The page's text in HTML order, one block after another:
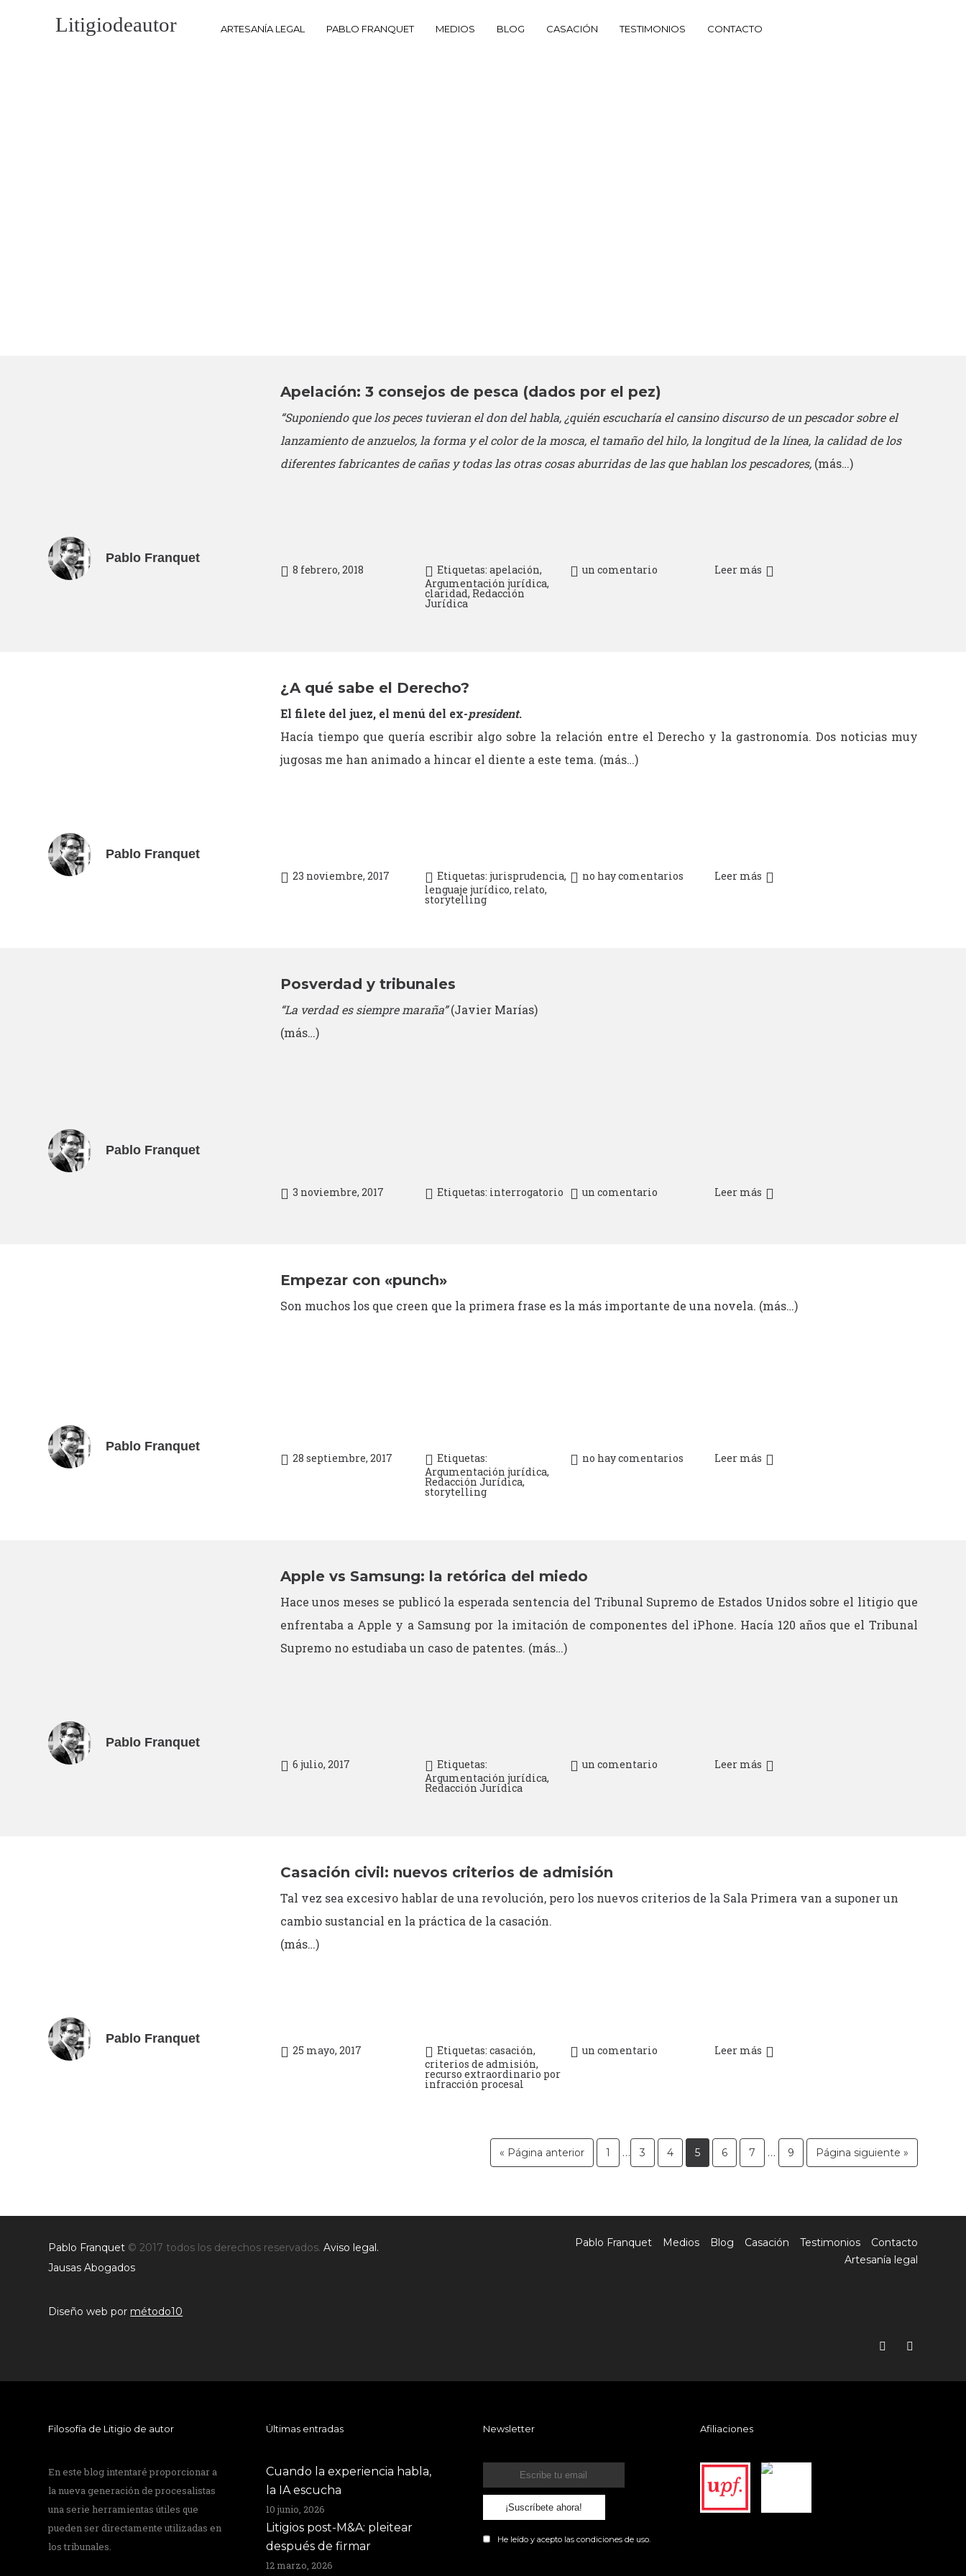
Litigiodeautor ARTESANÍA LEGAL PABLO FRANQUET MEDIOS BLOG CASACIÓN TESTIMONIOS CONTACTO
Pablo Franquet
Apelación: 3 consejos de pesca (dados por el pez)
“Suponiendo que los peces tuvieran el don del habla, ¿quién escucharía el cansino discurso de un pescador sobre el
lanzamiento de anzuelos, la forma y el color de la mosca, el tamaño del hilo, la longitud de la línea, la calidad de los
diferentes fabricantes de cañas y todas las otras cosas aburridas de las que hablan los pescadores, (más…)
8 febrero, 2018 Etiquetas:apelación,
Argumentación jurídica,
claridad, Redacción
Jurídica
un comentario Leer más
Pablo Franquet
¿A qué sabe el Derecho?
El filete del juez, el menú del ex-president.
Hacía tiempo que quería escribir algo sobre la relación entre el Derecho y la gastronomía. Dos noticias muy
jugosas me han animado a hincar el diente a este tema. (más…)
23 noviembre, 2017 Etiquetas:jurisprudencia,
lenguaje jurídico, relato,
storytelling
no hay comentarios Leer más
Pablo Franquet
Posverdad y tribunales
“La verdad es siempre maraña”(Javier Marías)
(más…)
3 noviembre, 2017 Etiquetas: interrogatorio un comentario Leer más
Pablo Franquet
Empezar con «punch»
Son muchos los que creen que la primera frase es la más importante de una novela. (más…)
28 septiembre, 2017
Etiquetas:
Argumentación jurídica,
Redacción Jurídica,
storytelling
no hay comentarios Leer más
Pablo Franquet
Apple vs Samsung: la retórica del miedo
Hace unos meses se publicó la esperada sentencia del Tribunal Supremo de Estados Unidos sobre el litigio que
enfrentaba a Apple y a Samsung por la imitación de componentes del iPhone. Hacía 120 años que el Tribunal
Supremo no estudiaba un caso de patentes. (más…)
6 julio, 2017
Etiquetas:
Argumentación jurídica,
Redacción Jurídica
un comentario Leer más
Pablo Franquet
Casación civil: nuevos criterios de admisión
Tal vez sea excesivo hablar de una revolución, pero los nuevos criterios de la Sala Primera van a suponer un
cambio sustancial en la práctica de la casación.
(más…)
25 mayo, 2017 Etiquetas:casación,
criterios de admisión,
recurso extraordinario por
infracción procesal
un comentario Leer más
« Página anterior 1 … 3 4 5 6 7 … 9 Página siguiente »
Pablo Franquet © 2017 todos los derechos reservados.Aviso legal.
Jausas Abogados
Diseño web por método10
Contacto
Testimonios
Casación
Blog
Medios
Pablo Franquet
Artesanía legal
Filosofía de Litigio de autor
En este blog intentaré proporcionar a
la nueva generación de procesalistas
una serie herramientas útiles que
pueden ser directamente utilizadas en
los tribunales.
Últimas entradas
Cuando la experiencia habla,
la IA escucha
10 junio, 2026
Litigios post-M&A: pleitear
después de firmar
12 marzo, 2026
Newsletter
¡Suscríbete ahora!
He leído y acepto las condicionesde uso.
Afiliaciones